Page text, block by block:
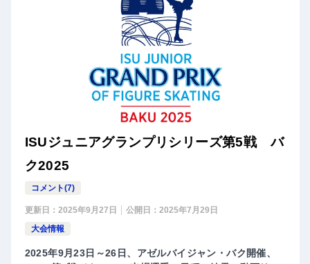
ISUジュニアグランプリシリーズ第5戦 バ
ク2025
コメント(7)
更新日： 2025年9月27日 公開日： 2025年7月29日
大会情報
2025年9月23日～26日、アゼルバイジャン・バク開催、